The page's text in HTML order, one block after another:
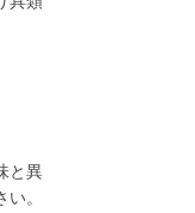
と異
。